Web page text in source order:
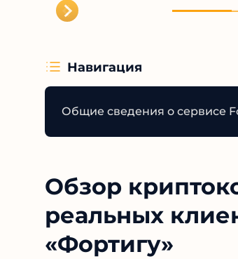
Навигация
Общие сведения о сервисе
Обзор
реальных
«Фортигу»